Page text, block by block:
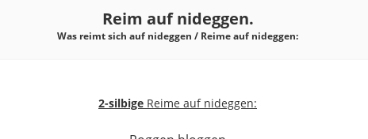
Reim aufnideggen.
Was reimt sich auf nideggen / Reime auf nideggen:
2-silbige Reime auf nideggen: